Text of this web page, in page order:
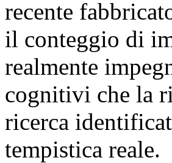
recente
il conteggio di
realmente
cognitivi che la
ricerca
tempistica reale.